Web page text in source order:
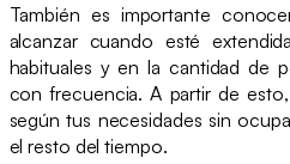
También es importante
alcanzar cuando esté
habituales y en la cantidad de
con frecuencia. A partir de
según tus necesidades sin
el resto del tiempo.